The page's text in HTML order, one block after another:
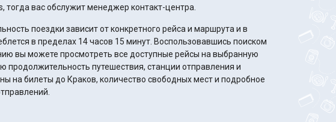
тогда вас обслужит менеджер контакт-центра.
поездки зависит от конкретного рейса и маршрута и в
пределах 14 часов 15 минут. Воспользовавшись поиском
вы можете просмотреть все доступные рейсы на выбранную
продолжительность путешествия, станции отправления и
на билеты до Краков, количество свободных мест и подробное